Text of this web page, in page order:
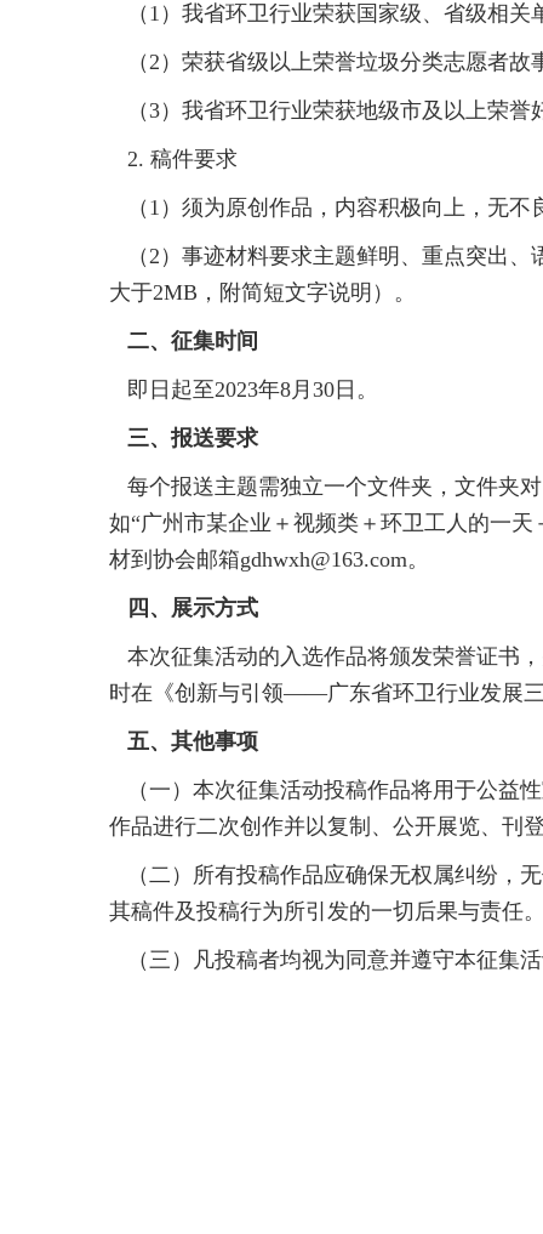
（1）我省环卫行业荣获国家级、省级相关
（2）荣获省级以上荣誉垃圾分类志愿者故
（3）我省环卫行业荣获地级市及以上荣誉
2. 稿件要求
（1）须为原创作品，内容积极向上，无不
（2）事迹材料要求主题鲜明、重点突出、
大于2MB，附简短文字说明）。
二、征集时间
即日起至2023年8月30日。
三、报送要求
每个报送主题需独立一个文件夹，文件夹
如“广州市某企业＋视频类＋环卫工人的一
材到协会邮箱gdhwxh@163.com。
四、展示方式
本次征集活动的入选作品将颁发荣誉证书
时在《创新与引领——广东省环卫行业发展
五、其他事项
（一）本次征集活动投稿作品将用于公益
作品进行二次创作并以复制、公开展览、刊
（二）所有投稿作品应确保无权属纠纷，
其稿件及投稿行为所引发的一切后果与责任
（三）凡投稿者均视为同意并遵守本征集